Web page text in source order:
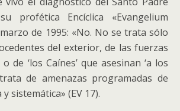
profética Encíclica «Evangelium
de 1995: «No. No se trata sólo
del exterior, de las fuerzas
de ‘los Caínes’ que asesinan ‘a los
de amenazas programadas de
sistemática» (EV 17).